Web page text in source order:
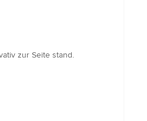
zur Seite stand.